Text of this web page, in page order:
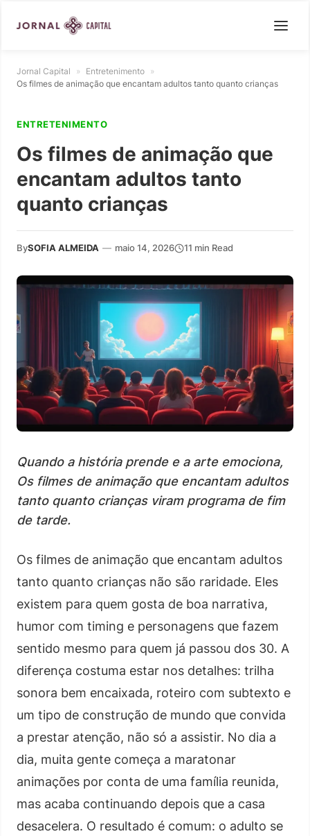
Jornal Capital » Entretenimento »
Os filmes de animação que encantam adultos tanto quanto crianças
ENTRETENIMENTO
Os filmes de animação que
encantam adultos tanto
quanto crianças
BySOFIA ALMEIDA — maio 14, 2026 11 min Read
Quando a história prende e a arte emociona,
Os filmes de animação que encantam adultos
tanto quanto crianças viram programa de fim
de tarde.
Os filmes de animação que encantam adultos
tanto quanto crianças não são raridade. Eles
existem para quem gosta de boa narrativa,
humor com timing e personagens que fazem
sentido mesmo para quem já passou dos 30. A
diferença costuma estar nos detalhes: trilha
sonora bem encaixada, roteiro com subtexto e
um tipo de construção de mundo que convida
a prestar atenção, não só a assistir. No dia a
dia, muita gente começa a maratonar
animações por conta de uma família reunida,
mas acaba continuando depois que a casa
desacelera. O resultado é comum: o adulto se